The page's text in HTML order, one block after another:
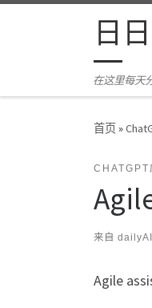
Skip to content日
在这里每天
首页»
CHATGPT
来自 dailyAI
Agile